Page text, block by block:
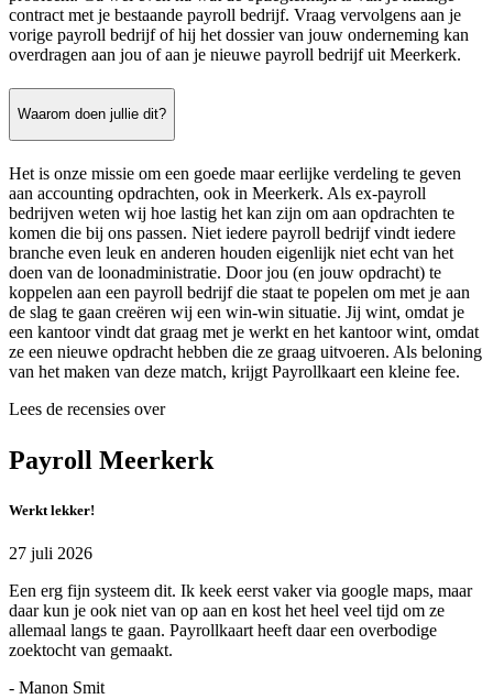
contract met je bestaande payroll bedrijf. Vraag vervolgens aan je
vorige payroll bedrijf of hij het dossier van jouw onderneming kan
overdragen aan jou of aan je nieuwe payroll bedrijf uit Meerkerk.
Waarom doen jullie dit?
Het is onze missie om een goede maar eerlijke verdeling te geven
aan accounting opdrachten, ook in Meerkerk. Als ex-payroll
bedrijven weten wij hoe lastig het kan zijn om aan opdrachten te
komen die bij ons passen. Niet iedere payroll bedrijf vindt iedere
branche even leuk en anderen houden eigenlijk niet echt van het
doen van de loonadministratie. Door jou (en jouw opdracht) te
koppelen aan een payroll bedrijf die staat te popelen om met je aan
de slag te gaan creëren wij een win-win situatie. Jij wint, omdat je
een kantoor vindt dat graag met je werkt en het kantoor wint, omdat
ze een nieuwe opdracht hebben die ze graag uitvoeren. Als beloning
van het maken van deze match, krijgt Payrollkaart een kleine fee.
Lees de recensies over
Payroll Meerkerk
Werkt lekker!
27 juli 2026
Een erg fijn systeem dit. Ik keek eerst vaker via google maps, maar
daar kun je ook niet van op aan en kost het heel veel tijd om ze
allemaal langs te gaan. Payrollkaart heeft daar een overbodige
zoektocht van gemaakt.
- Manon Smit